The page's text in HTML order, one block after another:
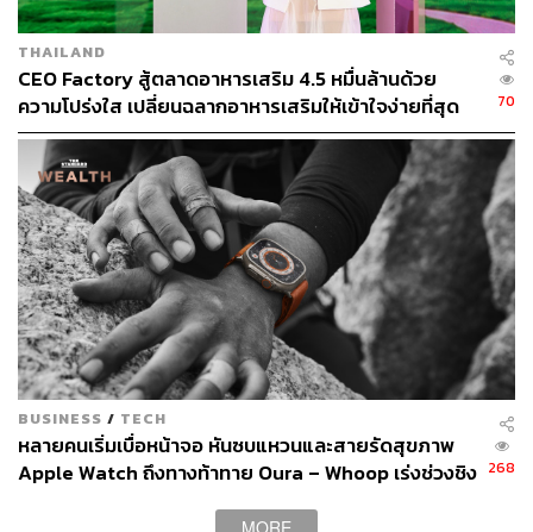
ที่สำคัญคือ Facility ของยิมยังครบครันและเอื้อให้เราได้ฝึก
ซ้อมอย่างเต็มรูปแบบด้วยอุปกรณ์มาตรฐาน
THAILAND
CEO Factory สู้ตลาดอาหารเสริม 4.5 หมื่นล้านด้วย
ความโปร่งใส เปลี่ยนฉลากอาหารเสริมให้เข้าใจง่ายที่สุด
[ADVERTORIAL]
70
BUSINESS / TECH
หลายคนเริ่มเบื่อหน้าจอ หันซบแหวนและสายรัดสุขภาพ
Apple Watch ถึงทางท้าทาย Oura – Whoop เร่งช่วงชิง 268